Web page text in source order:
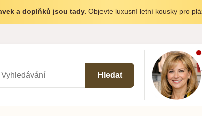
a doplňků jsou tady. Objevte luxusní letní kousky pro
Hledat